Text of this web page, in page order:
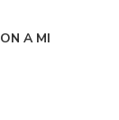
A MI